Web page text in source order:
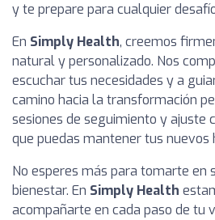
y te prepare para cualquier
En Simply Health, creemos
natural y personalizado. Nos
escuchar tus necesidades y a
camino hacia la transformación
sesiones de seguimiento y ajuste
que puedas mantener tus nuevos
No esperes más para tomarte en
bienestar. En Simply Health
acompañarte en cada paso de tu